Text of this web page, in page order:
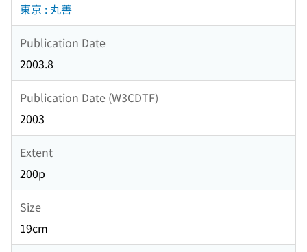
東京 : 丸善
Publication Date
2003.8
Publication Date (W3CDTF)
2003
Extent
200p
Size
19cm